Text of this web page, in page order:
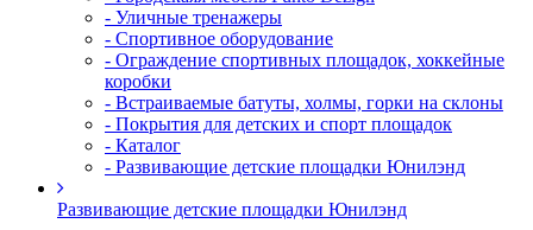
- Уличные тренажеры
- Спортивное оборудование
- Ограждение спортивных площадок, хоккейные
коробки
- Встраиваемые батуты, холмы, горки на склоны
- Покрытия для детских и спорт площадок
- Каталог
- Развивающие детские площадки Юнилэнд
Развивающие детские площадки Юнилэнд